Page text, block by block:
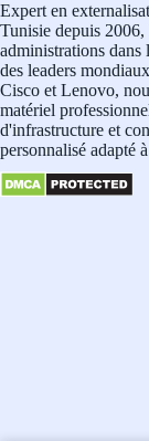
Expert en
Tunisie depuis 2006,
administrations
des leaders
Cisco et Lenovo,
matériel
d'infrastructure et
personnalisé adapté